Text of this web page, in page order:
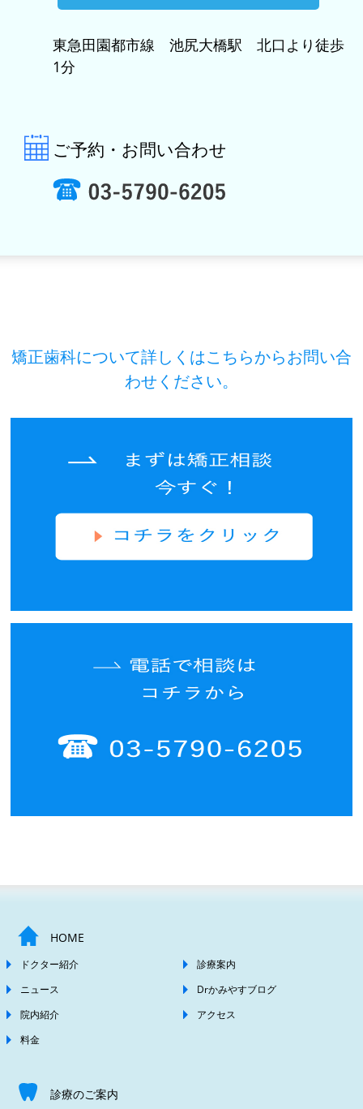
東急田園都市線 池尻大橋駅 北口より徒歩
1分
ご予約・お問い合わせ
矯正歯科について詳しくはこちらからお問い合
わせください。
HOME
ドクター紹介
診療案内
ニュース
Drかみやすブログ
院内紹介
アクセス
料金
診療のご案内